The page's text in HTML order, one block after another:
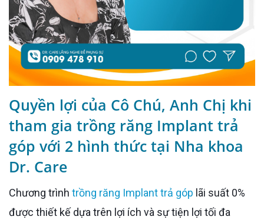
Quyền lợi của Cô Chú, Anh Chị khi
tham gia trồng răng Implant trả
góp với 2 hình thức tại Nha khoa
Dr. Care
Chương trình trồng răng Implant trả góp lãi suất 0%
được thiết kế dựa trên lợi ích và sự tiện lợi tối đa